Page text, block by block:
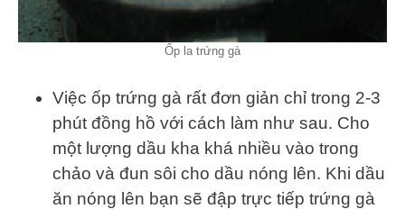
Ốp la trứng gà
Việc ốp trứng gà rất đơn giản chỉ trong 2-3
phút đồng hồ với cách làm như sau. Cho
một lượng dầu kha khá nhiều vào trong
chảo và đun sôi cho dầu nóng lên. Khi dầu
ăn nóng lên bạn sẽ đập trực tiếp trứng gà